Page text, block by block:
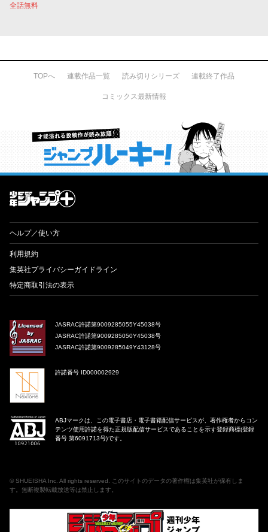
全話無料
TOPへ 連載作品一覧 読み切りシリーズ 連載終了作品
コミックス最新情報
才能溢れる投稿作が読み放題！ ジャンプルーキー！
ヘルプ／使い方
利用規約
集英社プライバシーガイドライン
特定商取引法の表示
JASRAC許諾第9009285055Y45038号
JASRAC許諾第9009285050Y45038号
JASRAC許諾第9009285049Y43128号
許諾番号 ID000002929
ABJマークは、この電子書店・電子書籍配信サービスが、著作権者からコン
テンツ使用許諾を得た正規版配信サービスであることを示す登録商標(登録
番号 第6091713号)です。
© SHUEISHA Inc . All rights reserved. このサイトのデータの著作権は集英社が保有しま
す。無断複製転載放送等は禁止します。